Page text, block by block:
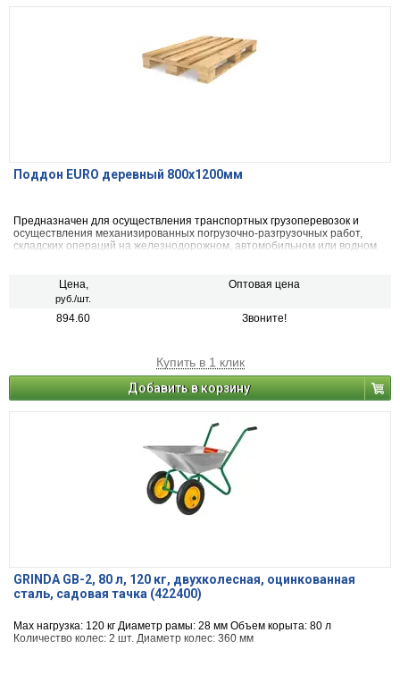
Поддон EURO деревный 800х1200мм
Предназначен для осуществления транспортных грузоперевозок и
осуществления механизированных погрузочно-разгрузочных работ,
складских операций на железнодорожном, автомобильном или водном
Цена,
руб./шт.
Оптовая цена
894.60 Звоните!
Купить в 1 клик
Добавить в корзину
GRINDA GB-2, 80 л, 120 кг, двухколесная, оцинкованная
сталь, садовая тачка (422400)
Max нагрузка: 120 кг Диаметр рамы: 28 мм Объем корыта: 80 л
Количество колес: 2 шт. Диаметр колес: 360 мм